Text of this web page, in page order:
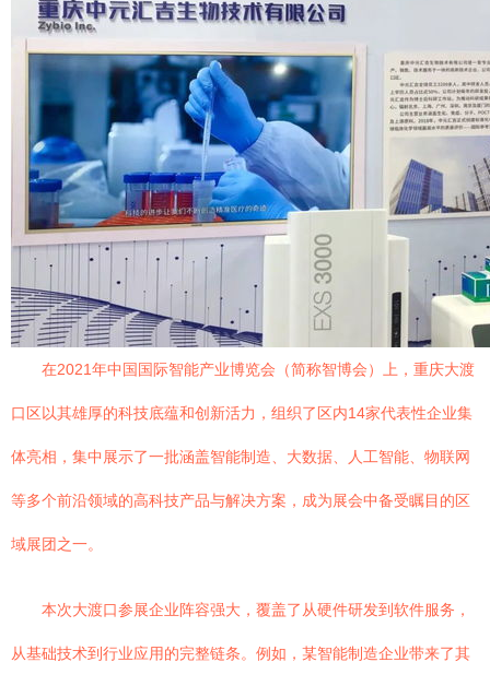
在2021年中国国际智能产业博览会（简称智博会）上，重庆大渡
口区以其雄厚的科技底蕴和创新活力，组织了区内14家代表性企业集
体亮相，集中展示了一批涵盖智能制造、大数据、人工智能、物联网
等多个前沿领域的高科技产品与解决方案，成为展会中备受瞩目的区
域展团之一。
本次大渡口参展企业阵容强大，覆盖了从硬件研发到软件服务，
从基础技术到行业应用的完整链条。例如，某智能制造企业带来了其